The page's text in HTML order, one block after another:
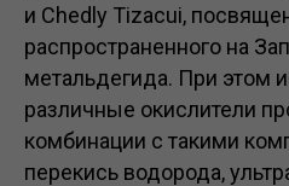
и Chedly Tizacui,
распространенного на
метальдегида. При этом
различные окислители
комбинации с такими
перекись водорода,